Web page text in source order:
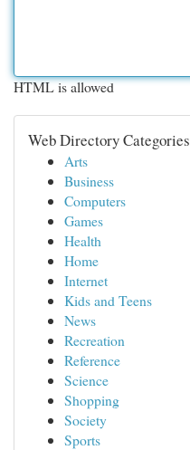
HTML is allowed
Web Directory Categories
Arts
Business
Computers
Games
Health
Home
Internet
Kids and Teens
News
Recreation
Reference
Science
Shopping
Society
Sports